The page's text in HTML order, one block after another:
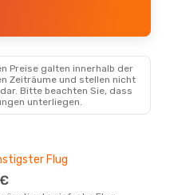
Preise galten innerhalb der
Zeiträume und stellen nicht
Bitte beachten Sie, dass
unterliegen.
Flug